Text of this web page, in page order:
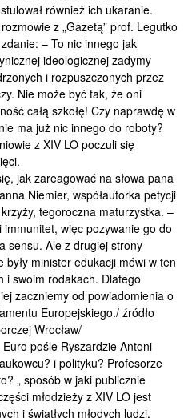
również ich ukaranie.
z „Gazetą” prof. Legutko
– To nic innego jak
ideologicznej zadymy
i rozpuszczonych przez
Nie może być tak, że oni
całą szkołę! Czy naprawdę w
ma już nic innego do roboty?
z XIV LO poczuli się
jak zareagować na słowa pana
Niemier, współautorka petycji
tegoroczna maturzystka. –
immunitet, więc pozywanie go do
sensu. Ale z drugiej strony
były minister edukacji mówi w ten
i swoim rodakach. Dlatego
zaczniemy od powiadomienia o
Europejskiego./ źródło
Wrocław/
pośle Ryszardzie Antoni
i polityku? Profesorze
„ sposób w jaki publicznie
młodzieży z XIV LO jest
i światłych młodych ludzi.